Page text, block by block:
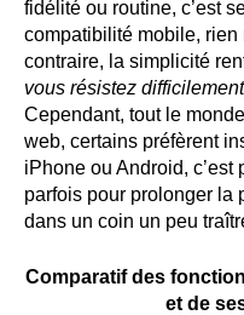
fidélité ou routine, c’est
compatibilité mobile, rien
contraire, la simplicité
vous résistez
Cependant, tout le
web, certains préfèrent
iPhone ou Android,
parfois pour prolonger la
dans un coin un peu
Comparatif des
et de